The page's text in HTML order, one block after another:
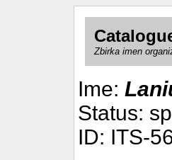
Zbirka imen
Ime:
Status:
ID: ITS-